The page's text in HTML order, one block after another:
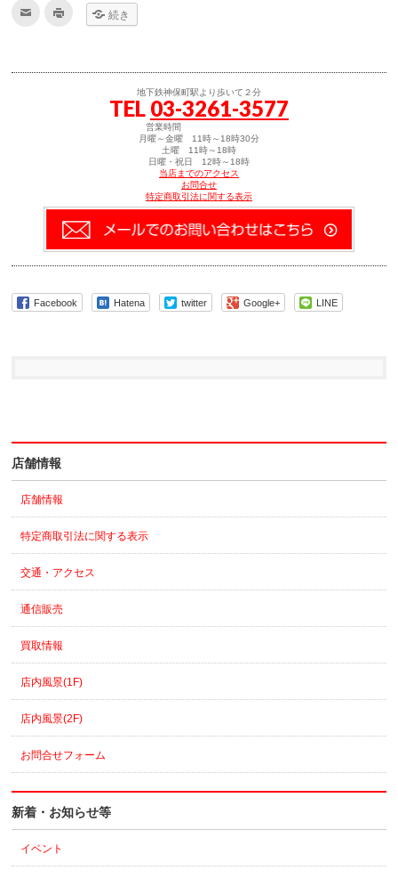
友
で
開
す)
印
ま
す)
続き
地下鉄神保町駅より歩いて２分
TEL 03-3261-3577
営業時間
月曜～金曜 11時～18時30分
土曜 11時～18時
日曜・祝日 12時～18時
当店までのアクセス
お問合せ
特定商取引法に関する表示
Facebook Hatena twitter Google+ LINE
店舗情報
店舗情報
特定商取引法に関する表示
交通・アクセス
通信販売
買取情報
店内風景(1F)
店内風景(2F)
お問合せフォーム
新着・お知らせ等
イベント